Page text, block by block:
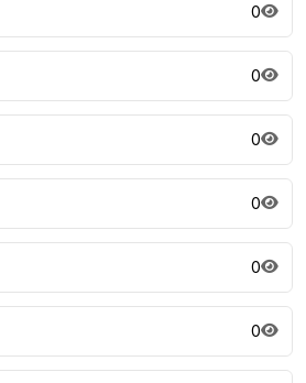
0
0
0
0
0
0